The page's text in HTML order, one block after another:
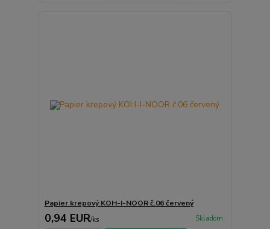
Papier krepový KOH-I-NOOR č.06 červený
0,94 EUR/ks Skladom